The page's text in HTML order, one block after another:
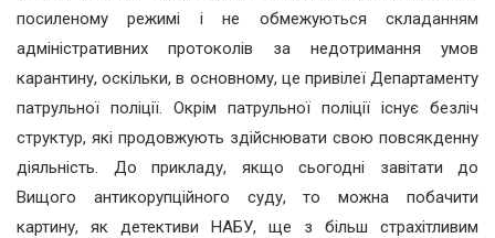
посиленому режимі і не обмежуються складанням
адміністративних протоколів за недотримання умов
карантину, оскільки, в основному, це привілеї Департаменту
патрульної поліції. Окрім патрульної поліції існує безліч
структур, які продовжують здійснювати свою повсякденну
діяльність. До прикладу, якщо сьогодні завітати до
Вищого антикорупційного суду, то можна побачити
картину, як детективи НАБУ, ще з більш страхітливим